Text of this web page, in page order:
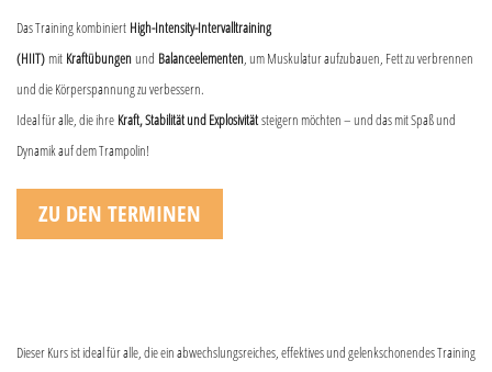
Das Training kombiniert High-Intensity-Intervalltraining
(HIIT) mit Kraftübungenund Balanceelementen, um Muskulatur aufzubauen, Fett zu verbrennen
und die Körperspannung zu verbessern.
Ideal für alle, die ihre Kraft, Stabilität und Explosivitätsteigern möchten – und das mit Spaß und
Dynamik auf dem Trampolin!
ZU DEN TERMINEN
Dieser Kurs ist ideal für alle, die ein abwechslungsreiches, effektives und gelenkschonendes Training